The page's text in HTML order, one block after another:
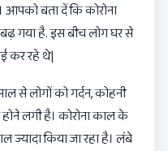
बता दें कि कोरोना
गया है. इस बीच लोग घर से
कर रहे थे|
से लोगों को गर्दन, कोहनी
लगी है। कोरोना काल के
ज्यादा किया जा रहा है। लंबे